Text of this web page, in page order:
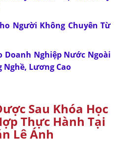
Người Không Chuyên Từ
Doanh Nghiệp Nước Ngoài
Nghề, Lương Cao
Sau Khóa Học
Thực Hành Tại
Lê Ánh